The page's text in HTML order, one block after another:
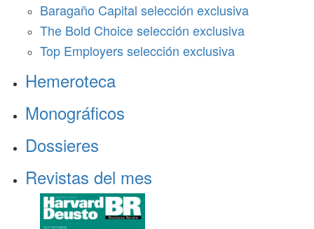
Baragaño Capital selección exclusiva
The Bold Choice selección exclusiva
Top Employers selección exclusiva
Hemeroteca
Monográficos
Dossieres
Revistas del mes